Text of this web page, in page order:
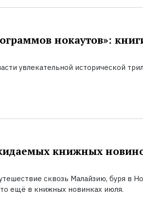
нокаутов»:
увлекательной исторической
книжных
сквозь Малайзию, буря в
ещё в книжных новинках июля.